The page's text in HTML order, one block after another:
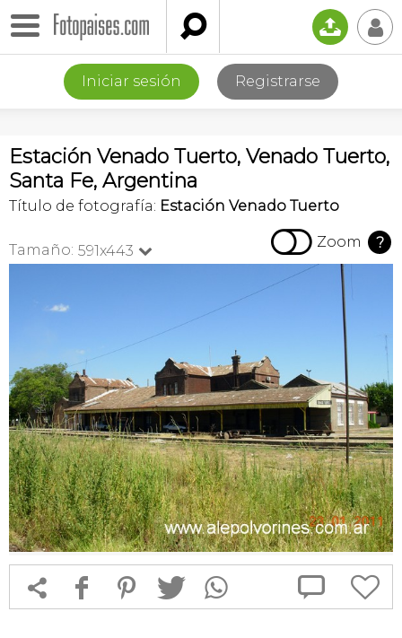
 📤 👤
Iniciar sesión Registrarse
Estación Venado Tuerto, Venado Tuerto,
Santa Fe, Argentina
Título de fotografía: Estación Venado Tuerto
Tamaño: 591x443   Zoom ?
 f 1 T  